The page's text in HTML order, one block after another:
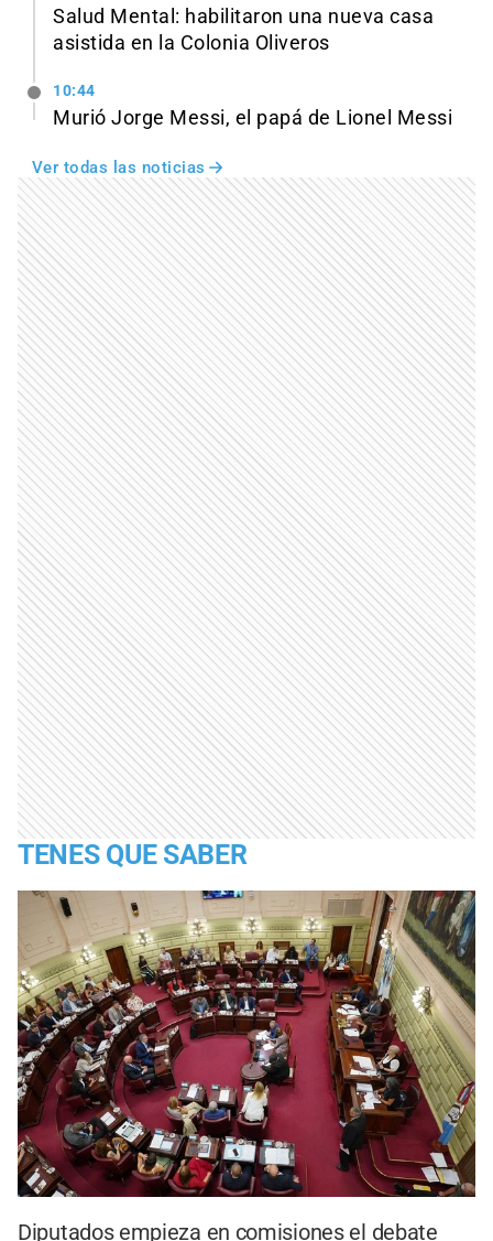
Salud Mental: habilitaron una nueva casa
asistida en la Colonia Oliveros
10:44
Murió Jorge Messi, el papá de Lionel Messi
Ver todas las noticias
TENES QUE SABER
Diputados empieza en comisiones el debate